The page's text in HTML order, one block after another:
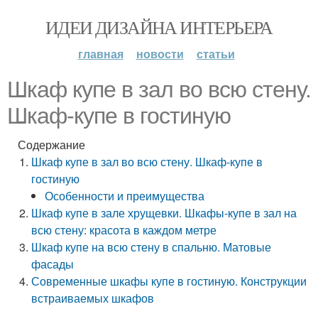
ИДЕИ ДИЗАЙНА ИНТЕРЬЕРА
главная новости статьи
Шкаф купе в зал во всю стену.
Шкаф-купе в гостиную
Содержание
Шкаф купе в зал во всю стену. Шкаф-купе в
гостиную
Особенности и преимущества
Шкаф купе в зале хрущевки. Шкафы-купе в зал на
всю стену: красота в каждом метре
Шкаф купе на всю стену в спальню. Матовые
фасады
Современные шкафы купе в гостиную. Конструкции
встраиваемых шкафов